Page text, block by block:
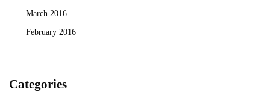
March 2016
February 2016
Categories